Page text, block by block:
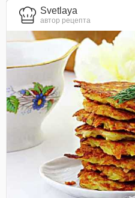
Svetlaya
автор рецепта